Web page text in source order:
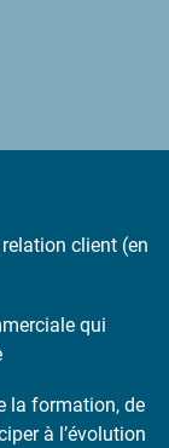
client (en
qui
la formation, de
à l’évolution